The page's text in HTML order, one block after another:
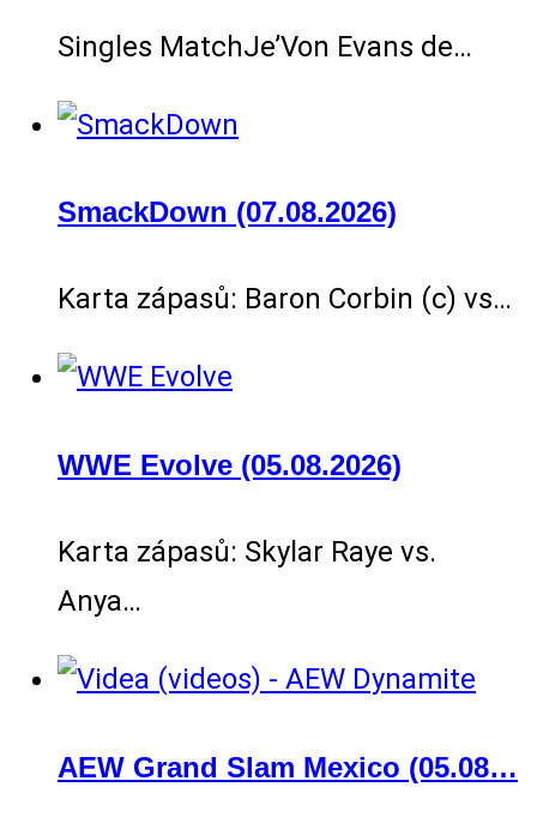
Singles MatchJe’Von Evans de…
SmackDown (07.08.2026)
Karta zápasů: Baron Corbin (c) vs…
WWE Evolve (05.08.2026)
Karta zápasů: Skylar Raye vs.
Anya…
AEW Grand Slam Mexico (05.08…